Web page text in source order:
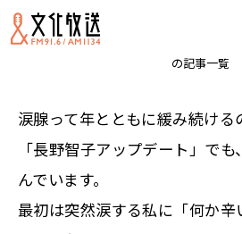
の記事一覧
涙腺って年とともに緩み続ける
「長野智子アップデート」で
んでいます。
最初は突然涙する私に「何か辛